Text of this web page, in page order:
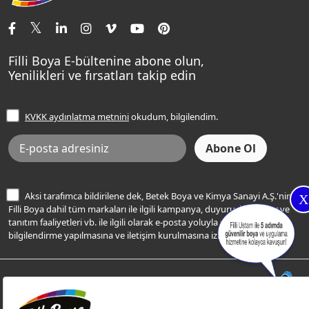
X
Tavan Boyaları
Ev Bakım ve Hobi Boyaları
Yatak Odası Renkleri
Sentomaxx Sentetik Boya
Sentomaxx İpeksi Mat
Momento Life
Şampanya Rengi
Açık Mavi Rengi
Frezya Rengi
İletişim Bilgilerimiz
Renk Danışma
Filli Ustam
Sıkça Sorulan Sorular
Ücretsiz Yalıtım Keşif Hizmeti
Bilgi Toplumu Hizmetleri
İnternet Sitesi Kullanım Koşulları
KVKK Talep Formu
KVKK Aydınlatma Metni
Filli Boya E-bültenine abone olun,
Yenilikleri ve fırsatları takip edin
KVKK aydınlatma metniniokudum, bilgilendim.
Aksi tarafımca bildirilene dek, Betek Boya ve Kimya Sanayi A.Ş.'nin
Filli Boya dahil tüm markaları ile ilgili kampanya, duyuru, hizmetler ve
tanıtım faaliyetleri vb. ile ilgili olarak e-posta yoluyla şahsıma
bilgilendirme yapılmasına ve iletişim kurulmasına izin veriyorum.